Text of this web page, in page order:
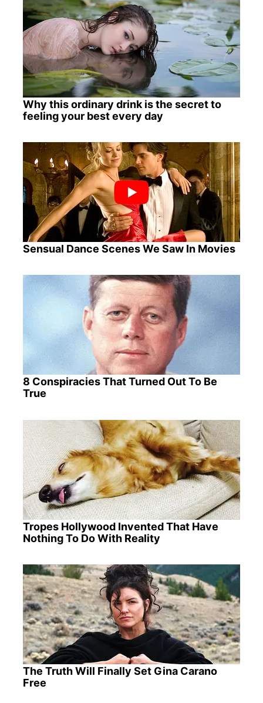
Why this ordinary drink is the secret to
feeling your best every day
Sensual Dance Scenes We Saw In Movies
8 Conspiracies That Turned Out To Be
True
Tropes Hollywood Invented That Have
Nothing To Do With Reality
The Truth Will Finally Set Gina Carano
Free